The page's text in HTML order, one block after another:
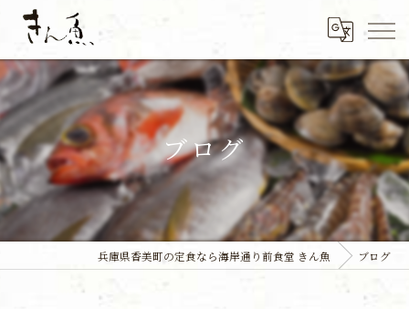
ブログ
兵庫県香美町の定食なら海岸通り前食堂 きん魚 ブログ